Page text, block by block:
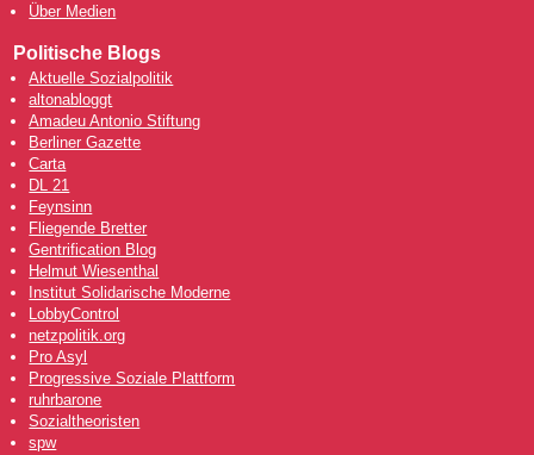
Über Medien
Politische Blogs
Aktuelle Sozialpolitik
altonabloggt
Amadeu Antonio Stiftung
Berliner Gazette
Carta
DL 21
Feynsinn
Fliegende Bretter
Gentrification Blog
Helmut Wiesenthal
Institut Solidarische Moderne
LobbyControl
netzpolitik.org
Pro Asyl
Progressive Soziale Plattform
ruhrbarone
Sozialtheoristen
spw